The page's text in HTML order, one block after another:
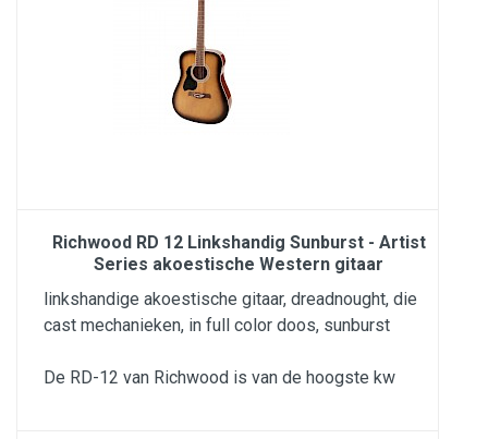
Richwood RD 12 Linkshandig Sunburst - Artist
Series akoestische Western gitaar
linkshandige akoestische gitaar, dreadnought, die
cast mechanieken, in full color doos, sunburst
De RD-12 van Richwood is van de hoogste kw